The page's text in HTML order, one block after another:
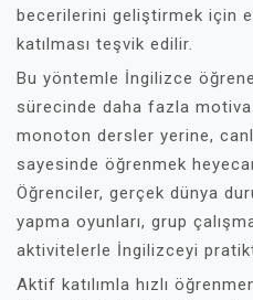
becerilerini geliştirmek için
katılması teşvik edilir.
Bu yöntemle İngilizce
sürecinde daha fazla
monoton dersler yerine,
sayesinde öğrenmek
Öğrenciler, gerçek dünya
yapma oyunları, grup
aktivitelerle İngilizceyi
Aktif katılımla hızlı